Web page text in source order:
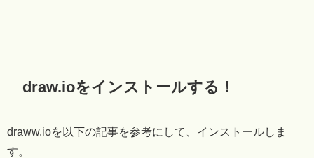
draw.ioをインストールする！
draww.ioを以下の記事を参考にして、インストールしま
す。